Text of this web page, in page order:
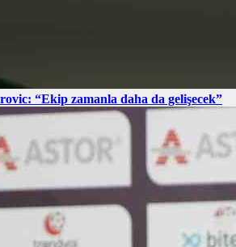
“Ekip zamanla daha da gelişecek”